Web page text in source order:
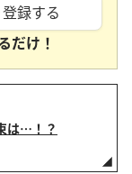
録する
だけ！
は…！？